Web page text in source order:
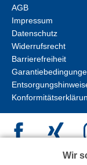
AGB
Impressum
Datenschutz
Widerrufsrecht
Barrierefreiheit
Wir